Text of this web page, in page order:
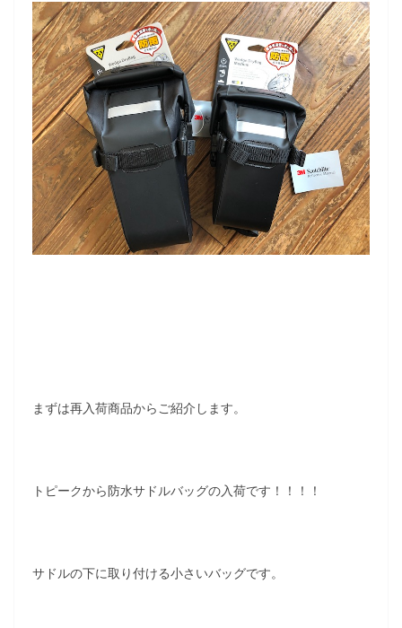
まずは再入荷商品からご紹介します。
トピークから防水サドルバッグの入荷です！！！！
サドルの下に取り付ける小さいバッグです。